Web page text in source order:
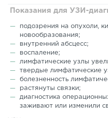
Показания для УЗИ-
подозрения на опухоли,
новообразования;
внутренний абсцесс;
воспаление;
лимфатические узлы
твердые лимфатические
болезненность
растянуты связки;
диагностика
заживают или изменили